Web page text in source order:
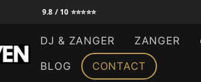
9.8 / 10 ⭐⭐⭐⭐⭐
DJ & ZANGER ZANGER
BLOG CONTACT